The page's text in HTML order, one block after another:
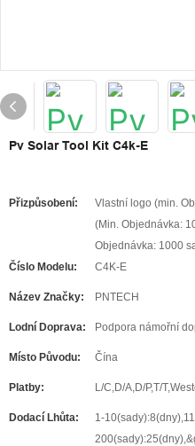
Pv Solar Tool Kit C4k-E
Přizpůsobení:
Vlastní logo (min.
(Min. Objednávka:
Objednávka: 1000
Číslo Modelu:
C4K-E
Název Značky: PNTECH
Lodní Doprava: Podpora námořní
Místo Původu: Čína
Platby: L/C,D/A,D/P,T/
Dodací Lhůta:
1-